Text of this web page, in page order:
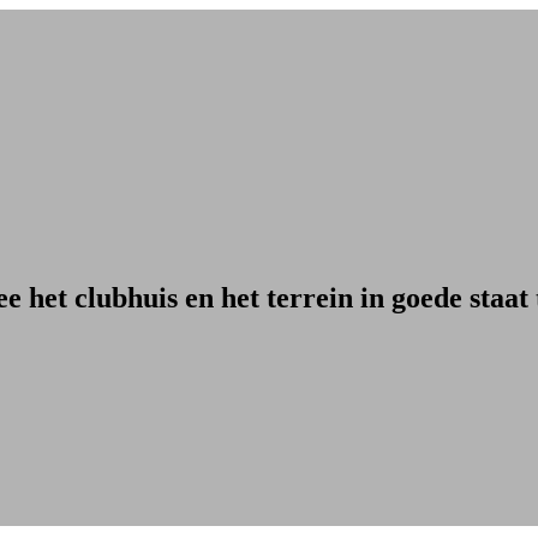
het clubhuis en het terrein in goede staat